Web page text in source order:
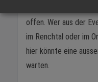
offen. Wer aus der
im Renchtal oder im
hier könnte eine
warten.